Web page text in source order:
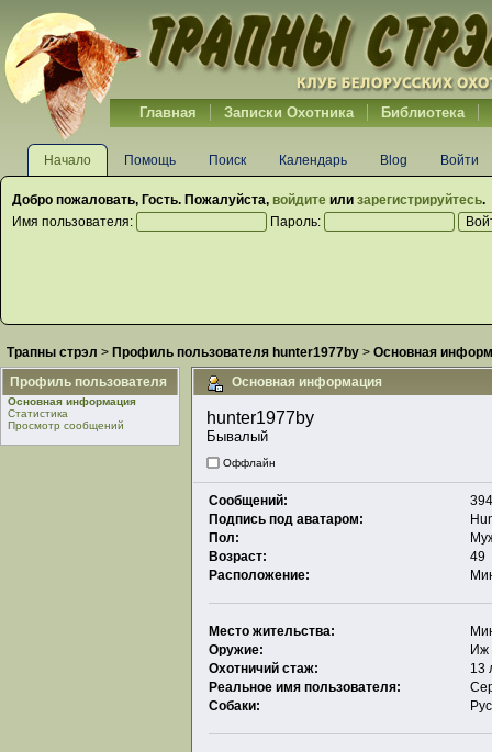
Главная Записки Охотника Библиотека
Начало Помощь Поиск Календарь Blog Войти
Добро пожаловать, Гость. Пожалуйста, войдите или зарегистрируйтесь.
Имя пользователя:
Пароль:
Трапны стрэл > Профиль пользователя hunter1977by > Основная
Профиль пользователя
Основная информация
Статистика
Просмотр сообщений
Основная информация
hunter1977by
Бывалый
Оффлайн
Сообщений:
Подпись под аватаром:
Пол:
Возраст:
49
Расположение:
Место жительства:
Оружие:
Иж
Охотничий стаж:
13
Реальное имя пользователя:
Собаки: